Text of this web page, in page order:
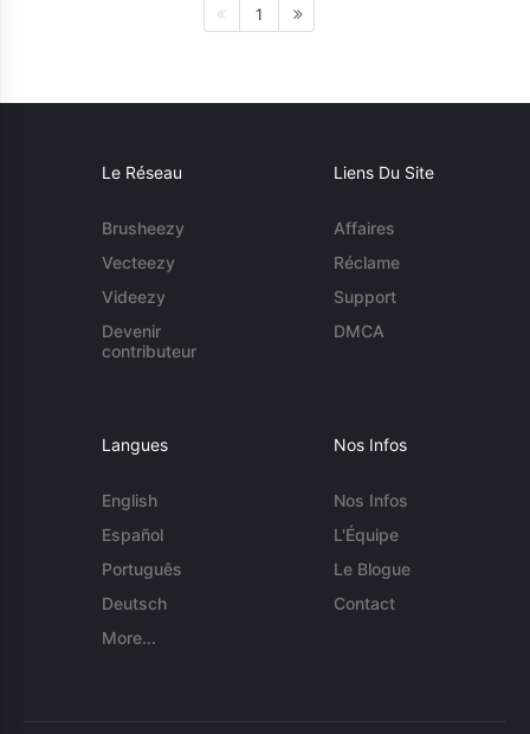
1
Le Réseau
Brusheezy
Vecteezy
Videezy
Devenir
contributeur
Liens Du Site
Affaires
Réclame
Support
DMCA
Langues
English
Español
Português
Deutsch
More...
Nos Infos
Nos Infos
L'Équipe
Le Blogue
Contact